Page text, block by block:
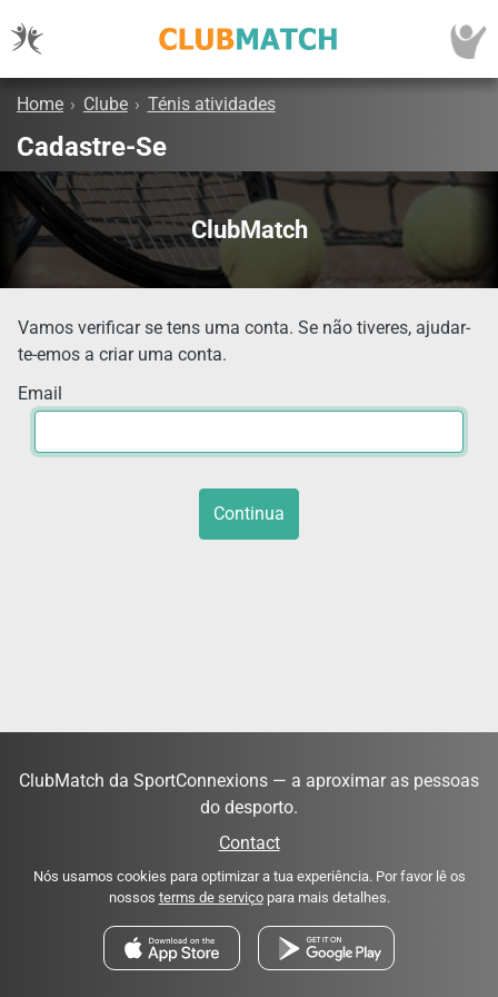
Home › Clube › Ténis atividades
Cadastre-Se
ClubMatch
Vamos verificar se tens uma conta. Se não tiveres, ajudar-
te-emos a criar uma conta.
Email
Continua
ClubMatch da SportConnexions — a aproximar as pessoas
do desporto.
Contact
Nós usamos cookies para optimizar a tua experiência. Por favor lê os
nossos terms de serviçopara mais detalhes.